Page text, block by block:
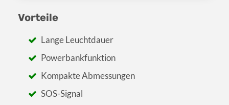
Vorteile
Lange Leuchtdauer
Powerbankfunktion
Kompakte Abmessungen
SOS-Signal